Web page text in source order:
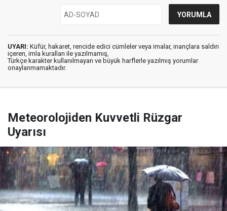
UYARI: Küfür, hakaret, rencide edici cümleler veya imalar, inançlara saldırı
içeren, imla kuralları ile yazılmamış,
Türkçe karakter kullanılmayan ve büyük harflerle yazılmış yorumlar
onaylanmamaktadır.
Meteorolojiden Kuvvetli Rüzgar
Uyarısı